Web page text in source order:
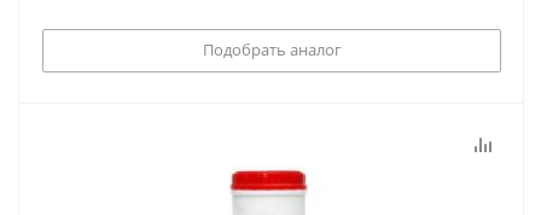
Подобрать аналог